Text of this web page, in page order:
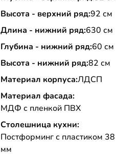
Высота - верхний ряд:92 см
Длина - нижний ряд:630 см
Глубина - нижний ряд:60 см
Высота - нижний ряд:82 см
Материал корпуса:ЛДСП
Материал фасада:
МДФ с пленкой ПВХ
Столешница кухни:
Постформинг с пластиком 38
мм